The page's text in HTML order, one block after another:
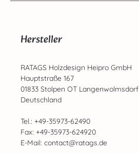
Hersteller
RATAGS Holzdesign Heipro GmbH
Hauptstraße 167
01833 Stolpen OT Langenwolmsdorf
Deutschland
Tel.: +49-35973-62490
Fax: +49-35973-624920
E-Mail: contact@ratags.de